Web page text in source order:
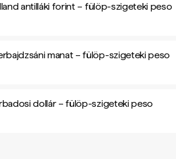
antilláki forint – fülöp-szigeteki peso
manat – fülöp-szigeteki peso
dollár – fülöp-szigeteki peso